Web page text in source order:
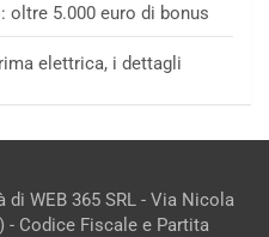
oltre 5.000 euro di bonus
elettrica, i dettagli
WEB 365 SRL - Via Nicola
- Codice Fiscale e Partita